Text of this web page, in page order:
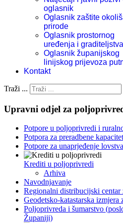
oglasnik
Oglasnik zaštite
prirode
Oglasnik prostornog
uređenja i graditeljstva
Oglasnik županijskog
linijskog prijevoza
Kontakt
Traži ...
Upravni odjel za
Potpore u poljoprivredi i
Potpora za preradbene
Potpore za unaprjeđenje lovstva
Krediti u poljoprivredi
Arhiva
Navodnjavanje
Regionalni distribucijski centar
Geodetsko-katastarska izmjera
Poljoprivreda i šumarstvo
Županiji)